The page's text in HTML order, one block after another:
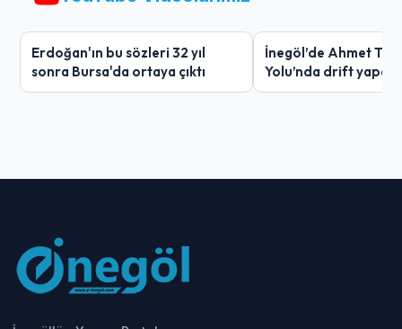
Erdoğan'ın bu sözleri 32 yıl
sonra Bursa'da ortaya çıktı
İnegöl’de Ahmet
Yolu’nda drift yapan
ağır ceza